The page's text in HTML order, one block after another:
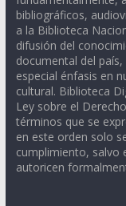
bibliográficos,
a la Biblioteca
difusión del
documental del
especial énfasis en
cultural. Biblioteca
Ley sobre el
términos que se
en este orden solo
cumplimiento, salvo
autoricen